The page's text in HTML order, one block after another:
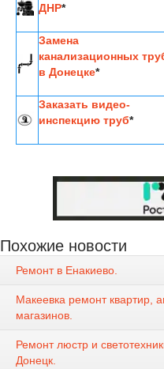
ДНР*
Замена
канализационных
в Донецке*
Заказать видео-
инспекцию труб*
Похожие новости
Ремонт в Енакиево.
Макеевка ремонт квартир,
магазинов.
Ремонт люстр и
Донецк.